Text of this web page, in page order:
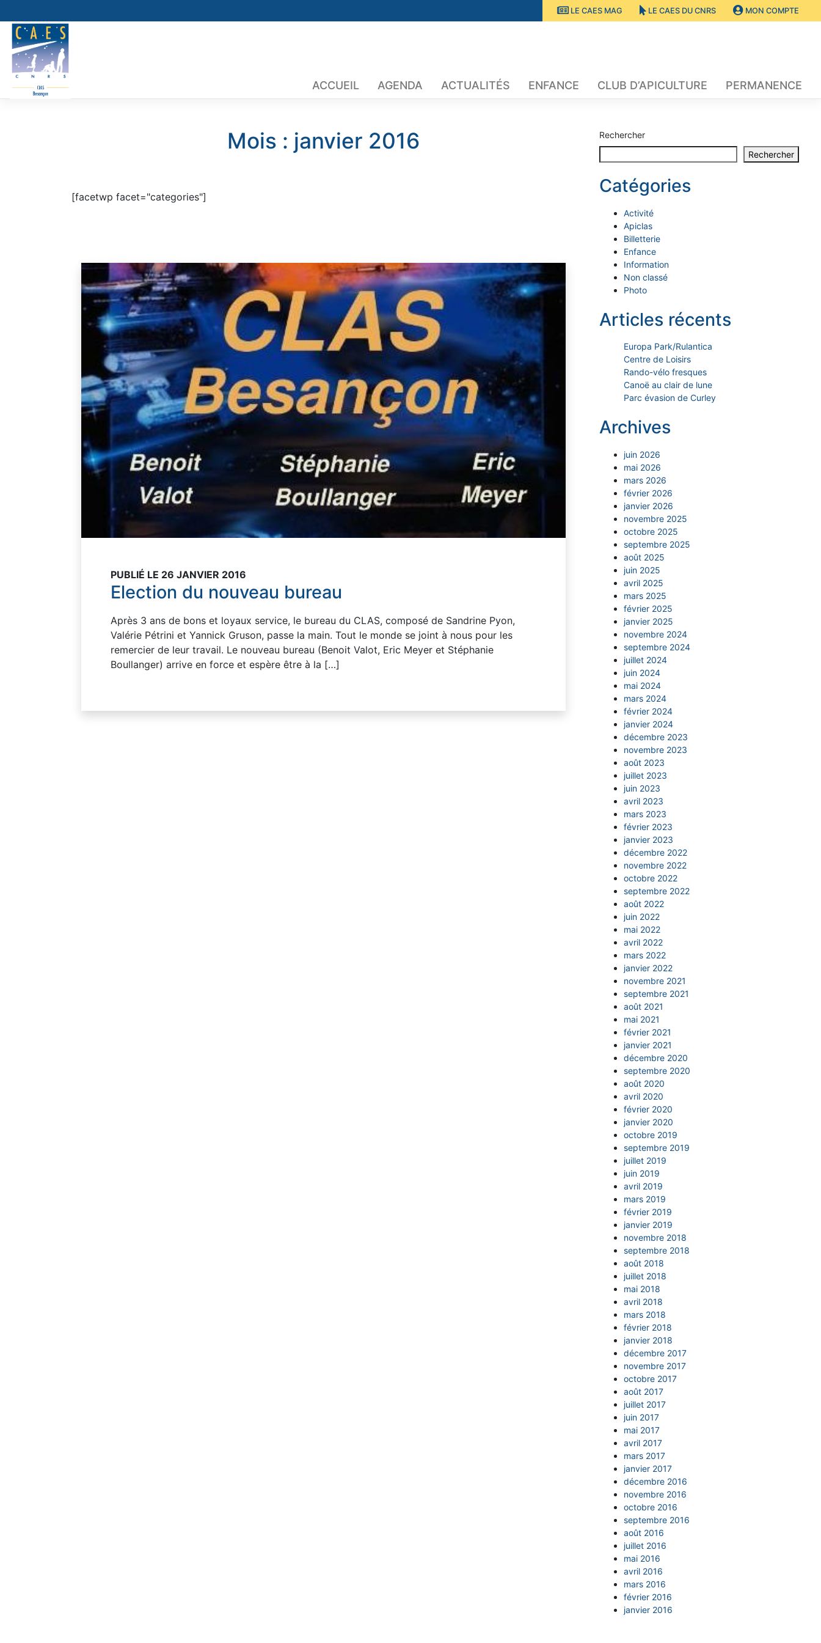
to
content
LE CAES MAG LE CAES DU CNRS MON COMPTE
ACCUEIL AGENDA ACTUALITÉS ENFANCE CLUB D’APICULTURE PERMANENCE
Mois : janvier 2016
[facetwp facet="categories"]
PUBLIÉ LE 26 JANVIER 2016
Election du nouveau bureau
Après 3 ans de bons et loyaux service, le bureau du CLAS, composé de Sandrine Pyon,
Valérie Pétrini et Yannick Gruson, passe la main. Tout le monde se joint à nous pour les
remercier de leur travail. Le nouveau bureau (Benoit Valot, Eric Meyer et Stéphanie
Boullanger) arrive en force et espère être à la […]
Rechercher
Rechercher
Catégories
Activité
Apiclas
Billetterie
Enfance
Information
Non classé
Photo
Articles récents
Europa Park/Rulantica
Centre de Loisirs
Rando-vélo fresques
Canoë au clair de lune
Parc évasion de Curley
Archives
juin 2026
mai 2026
mars 2026
février 2026
janvier 2026
novembre 2025
octobre 2025
septembre 2025
août 2025
juin 2025
avril 2025
mars 2025
février 2025
janvier 2025
novembre 2024
septembre 2024
juillet 2024
juin 2024
mai 2024
mars 2024
février 2024
janvier 2024
décembre 2023
novembre 2023
août 2023
juillet 2023
juin 2023
avril 2023
mars 2023
février 2023
janvier 2023
décembre 2022
novembre 2022
octobre 2022
septembre 2022
août 2022
juin 2022
mai 2022
avril 2022
mars 2022
janvier 2022
novembre 2021
septembre 2021
août 2021
mai 2021
février 2021
janvier 2021
décembre 2020
septembre 2020
août 2020
avril 2020
février 2020
janvier 2020
octobre 2019
septembre 2019
juillet 2019
juin 2019
avril 2019
mars 2019
février 2019
janvier 2019
novembre 2018
septembre 2018
août 2018
juillet 2018
mai 2018
avril 2018
mars 2018
février 2018
janvier 2018
décembre 2017
novembre 2017
octobre 2017
août 2017
juillet 2017
juin 2017
mai 2017
avril 2017
mars 2017
janvier 2017
décembre 2016
novembre 2016
octobre 2016
septembre 2016
août 2016
juillet 2016
mai 2016
avril 2016
mars 2016
février 2016
janvier 2016